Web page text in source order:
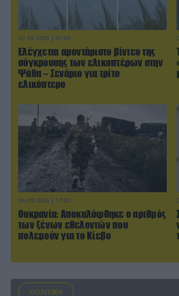
07.08.2026 | 01:02
Ελέγχεται αμοντάριστο βίντεο της
σύγκρουσης των ελικοπτέρων στην
Ψάθα – Σενάριο για τρίτο
ελικόπτερο
06.08.2026 | 17:02
Ουκρανία: Αποκαλύφθηκε ο αριθμός
των ξένων εθελοντών που
πολεμούν για το Κίεβο
ΠΟΛΙΤΙΚΗ